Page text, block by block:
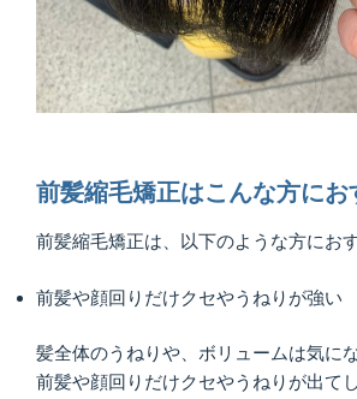
前髪縮毛矯正はこんな方にお
前髪縮毛矯正は、以下のような方にお
前髪や顔回りだけクセやうねりが強い
髪全体のうねりや、ボリュームは気に
前髪や顔回りだけクセやうねりが出て